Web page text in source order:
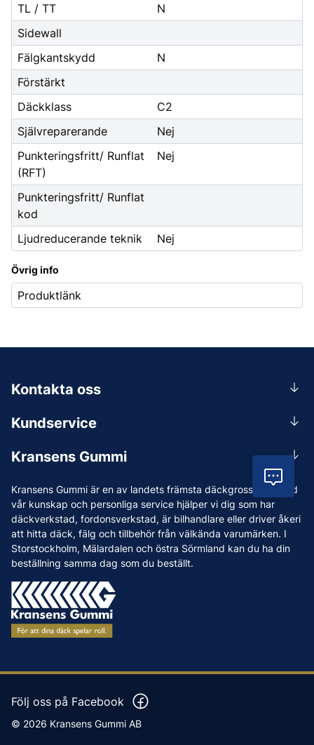
TL / TT
N
Sidewall
Fälgkantskydd
N
Förstärkt
Däckklass
C2
Självreparerande
Nej
Punkteringsfritt/ Runflat
(RFT)
Nej
Punkteringsfritt/ Runflat
kod
Ljudreducerande teknik
Nej
Övrig info
Produktlänk
Kransens Gummi är en av landets främsta däckgrossister. Med
vår kunskap och personliga service hjälper vi dig som har
däckverkstad, fordonsverkstad, är bilhandlare eller driver åkeri
att hitta däck, fälg och tillbehör från välkända varumärken. I
Storstockholm, Mälardalen och östra Sörmland kan du ha din
beställning samma dag som du beställt.
Kundservice
Leverans
Reklamation & återköp
Betalning & faktura
Köpvillkor
Vanliga frågor och svar
Kransens Gummi
Vi som jobbar på Kransens Gummi
Jobba hos oss
Nyheter
Tips & Råd
Varumärken
Våra Verkstäder
Press
Kontakta oss
0156-409 00
Mån-Tors 07.30-16:30, Fre 07.30-15.00.
Lunchstängt 12:00-12:30
Följ oss på Facebook
© 2026 Kransens Gummi AB